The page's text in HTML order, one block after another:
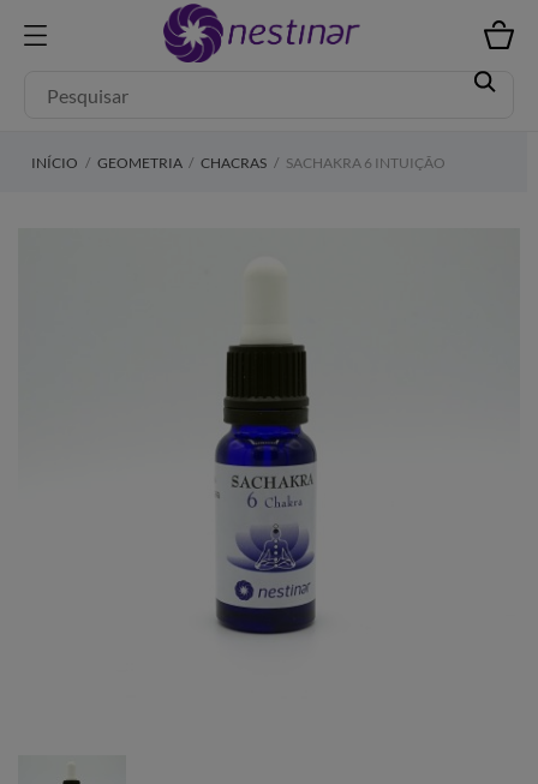
INÍCIO GEOMETRIA CHACRAS SACHAKRA 6 INTUIÇÃO